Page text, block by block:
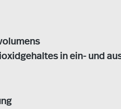
in ein- und